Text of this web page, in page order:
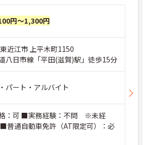
円～1,300円
近江市 上平木町1150
八日市線「平田(滋賀)駅」徒歩15分
パート・アルバイト
：可 ■実務経験：不問 ※未経
普通自動車免許（AT限定可）：必